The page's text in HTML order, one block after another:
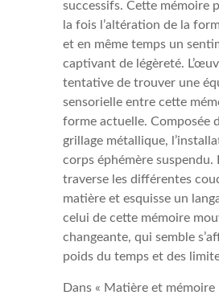
successifs. Cette mémoire
la fois l’altération de la
et en même temps un
captivant de légèreté.
tentative de trouver une
sensorielle entre cette
forme actuelle. Composée
grillage métallique,
corps éphémère suspendu.
traverse les différentes
matière et esquisse un
celui de cette mémoire
changeante, qui semble
poids du temps et des
Dans « Matière et mémoire